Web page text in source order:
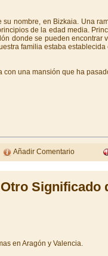
nombre, en Bizkaia. Una
de la edad media.
donde se pueden encontrar
familia estaba
una mansión que ha
Añadir Comentario
Otro Significado
en Aragón y Valencia.